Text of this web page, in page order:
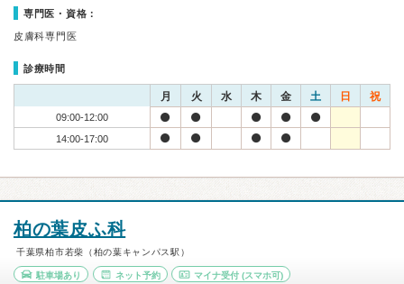
専門医・資格：
皮膚科専門医
診療時間
月 火 水 木 金 土 日 祝
09:00-12:00
14:00-17:00
柏の葉皮ふ科
千葉県柏市若柴（柏の葉キャンパス駅）
駐車場あり ネット予約 マイナ受付 (スマホ可)